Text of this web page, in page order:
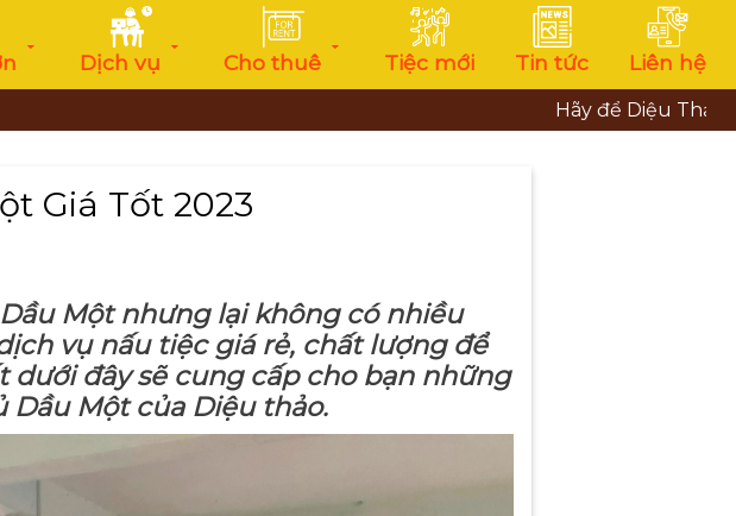
Dịch vụ Cho thuê Tiệc mới Tin tức Liên hệ
Hãy để Diệu Thảo đem đến
Giá Tốt 2023
Một nhưng lại không có nhiều
vụ nấu tiệc giá rẻ, chất lượng để
dưới đây sẽ cung cấp cho bạn những
Một của Diệu thảo.